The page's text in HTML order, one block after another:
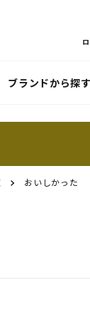
ブランドから探す
おいしかった